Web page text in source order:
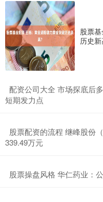
股票
历史新
配资公司大全 市场探底后
短期发力点
股票配资的流程 继峰股份
339.49万元
股票操盘风格 华仁药业：